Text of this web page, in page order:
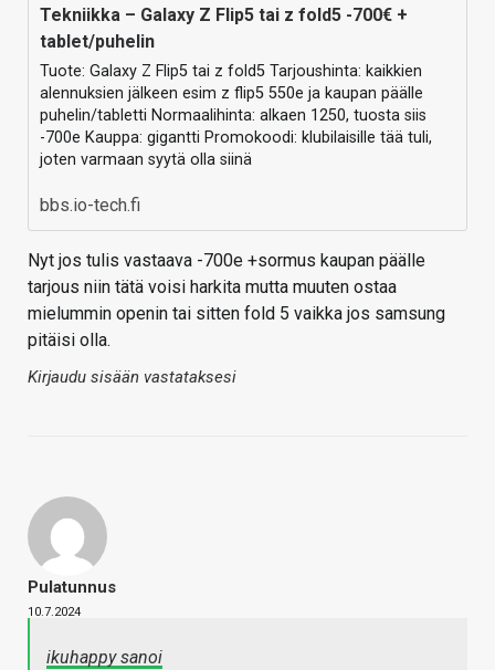
Tekniikka – Galaxy Z Flip5 tai z fold5 -700€ +
tablet/puhelin
Tuote: Galaxy Z Flip5 tai z fold5 Tarjoushinta: kaikkien
alennuksien jälkeen esim z flip5 550e ja kaupan päälle
puhelin/tabletti Normaalihinta: alkaen 1250, tuosta siis
-700e Kauppa: gigantti Promokoodi: klubilaisille tää tuli,
joten varmaan syytä olla siinä
bbs.io-tech.fi
Nyt jos tulis vastaava -700e +sormus kaupan päälle
tarjous niin tätä voisi harkita mutta muuten ostaa
mielummin openin tai sitten fold 5 vaikka jos samsung
pitäisi olla.
Kirjaudu sisään vastataksesi
Pulatunnus
10.7.2024
ikuhappy sanoi